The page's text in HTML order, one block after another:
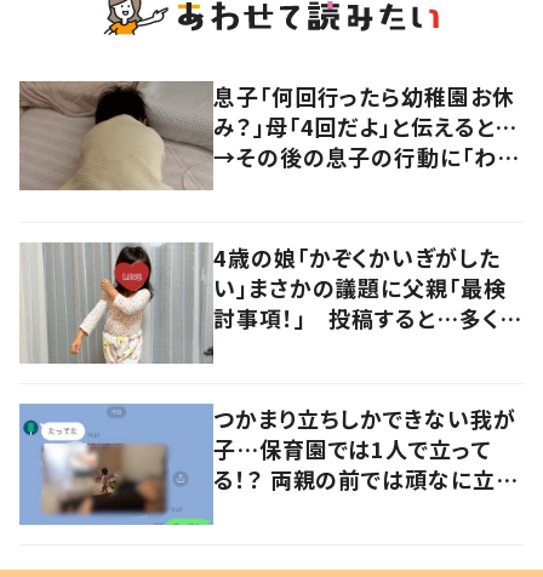
息子「何回行ったら幼稚園お休
み？」母「4回だよ」と伝えると…
→その後の息子の行動に「わか
4歳の娘「かぞくかいぎがした
い」まさかの議題に父親「最検
討事項！」 投稿すると…多くの
つかまり立ちしかできない我が
子…保育園では1人で立って
る！？ 両親の前では頑なに立た